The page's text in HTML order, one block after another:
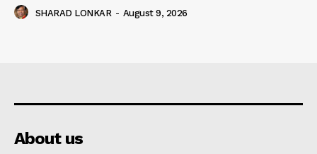
SHARAD LONKAR - August 9, 2026
About us